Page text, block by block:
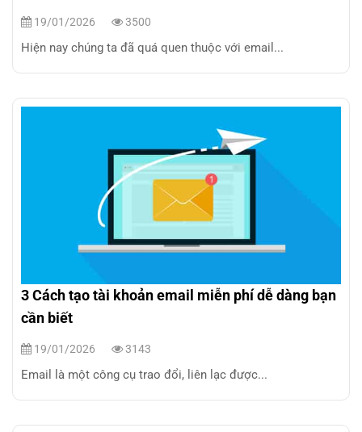
19/01/2026 3500
Hiện nay chúng ta đã quá quen thuộc với email...
3 Cách tạo tài khoản email miễn phí dễ dàng bạn
cần biết
19/01/2026 3143
Email là một công cụ trao đổi, liên lạc được...